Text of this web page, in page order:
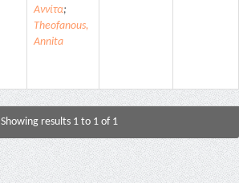
Αννίτα;
Theofanous,
Annita
Showing results 1 to 1 of 1